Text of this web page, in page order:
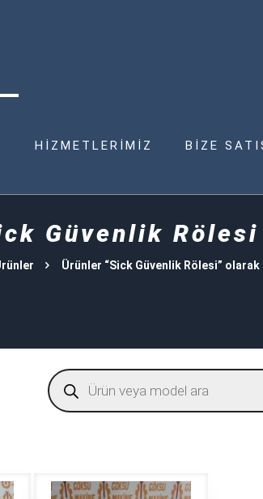
HİZMETLERİMİZ BİZE
Güvenlik Rölesi
Ürünler “Sick Güvenlik Rölesi”
Products
search